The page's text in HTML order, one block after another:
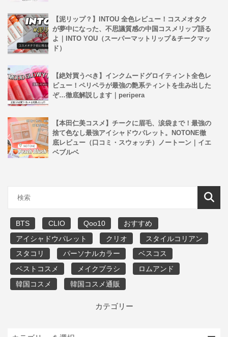
【泥リップ？】INTOU 全色レビュー！コスメオタク
が夢中になった、不思議質感の中国コスメリップ語る
よ｜INTO YOU（スーパーマットリップ＆チークマッ
ド）
【絶対買うべき】インクムードグロイティント全色レ
ビュー！ペリペラが最強の艶系ティントを生み出した
ぞ…徹底解説します｜peripera
【本田仁美コスメ】チークに眉毛、涙袋まで！最強の
捨て色なし最強アイシャドウパレット。NOTONE徹
底レビュー（口コミ・スウォッチ）ノートーン｜イエ
ベブルベ
BTS CLIO Qoo10
おすすめ
アイシャドウパレット
クリオ
スタイルコリアン
スタコリ
パーソナルカラー
ベスコス
ベストコスメ
メイクブラシ
ロムアンド
韓国コスメ
韓国コスメ通販
カテゴリー